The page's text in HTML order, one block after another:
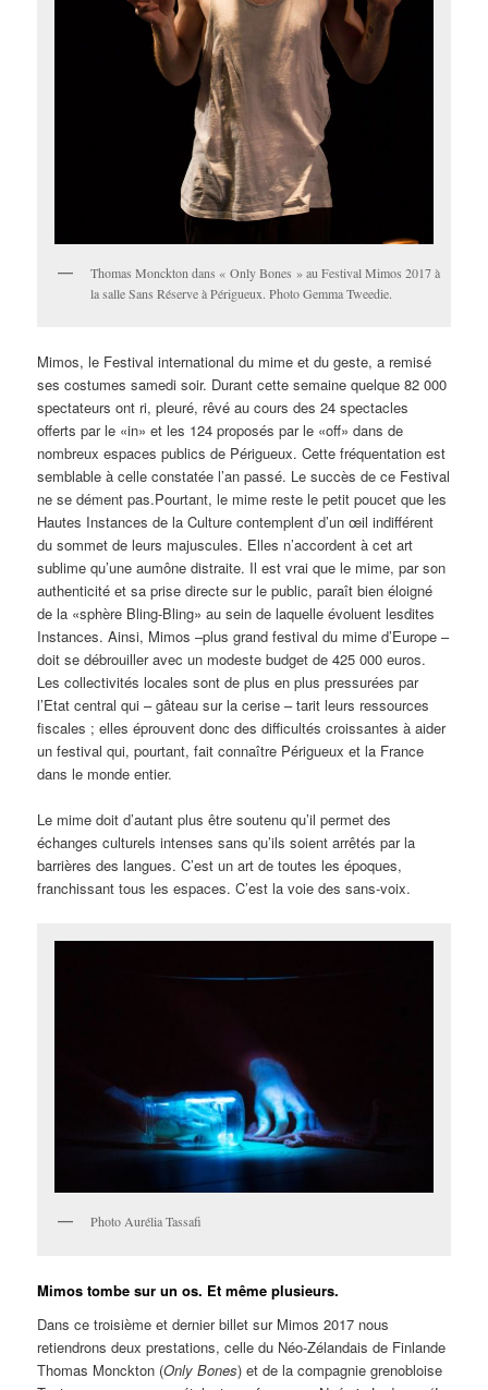
Thomas Monckton dans « Only Bones » au Festival Mimos 2017 à
la salle Sans Réserve à Périgueux. Photo Gemma Tweedie.
Mimos, le Festival international du mime et du geste, a remisé
ses costumes samedi soir. Durant cette semaine quelque 82 000
spectateurs ont ri, pleuré, rêvé au cours des 24 spectacles
offerts par le «in» et les 124 proposés par le «off» dans de
nombreux espaces publics de Périgueux. Cette fréquentation est
semblable à celle constatée l’an passé. Le succès de ce Festival
ne se dément pas.Pourtant, le mime reste le petit poucet que les
Hautes Instances de la Culture contemplent d’un œil indifférent
du sommet de leurs majuscules. Elles n’accordent à cet art
sublime qu’une aumône distraite. Il est vrai que le mime, par son
authenticité et sa prise directe sur le public, paraît bien éloigné
de la «sphère Bling-Bling» au sein de laquelle évoluent lesdites
Instances. Ainsi, Mimos ­–plus grand festival du mime d’Europe ­–
doit se débrouiller avec un modeste budget de 425 000 euros.
Les collectivités locales sont de plus en plus pressurées par
l’Etat central qui – gâteau sur la cerise – tarit leurs ressources
fiscales ; elles éprouvent donc des difficultés croissantes à aider
un festival qui, pourtant, fait connaître Périgueux et la France
dans le monde entier.
Le mime doit d’autant plus être soutenu qu’il permet des
échanges culturels intenses sans qu’ils soient arrêtés par la
barrières des langues. C’est un art de toutes les époques,
franchissant tous les espaces. C’est la voie des sans-voix.
Photo Aurélia Tassafi
Mimos tombe sur un os. Et même plusieurs.
Dans ce troisième et dernier billet sur Mimos 2017 nous
retiendrons deux prestations, celle du Néo-Zélandais de Finlande
Thomas Monckton (Only Bones) et de la compagnie grenobloise